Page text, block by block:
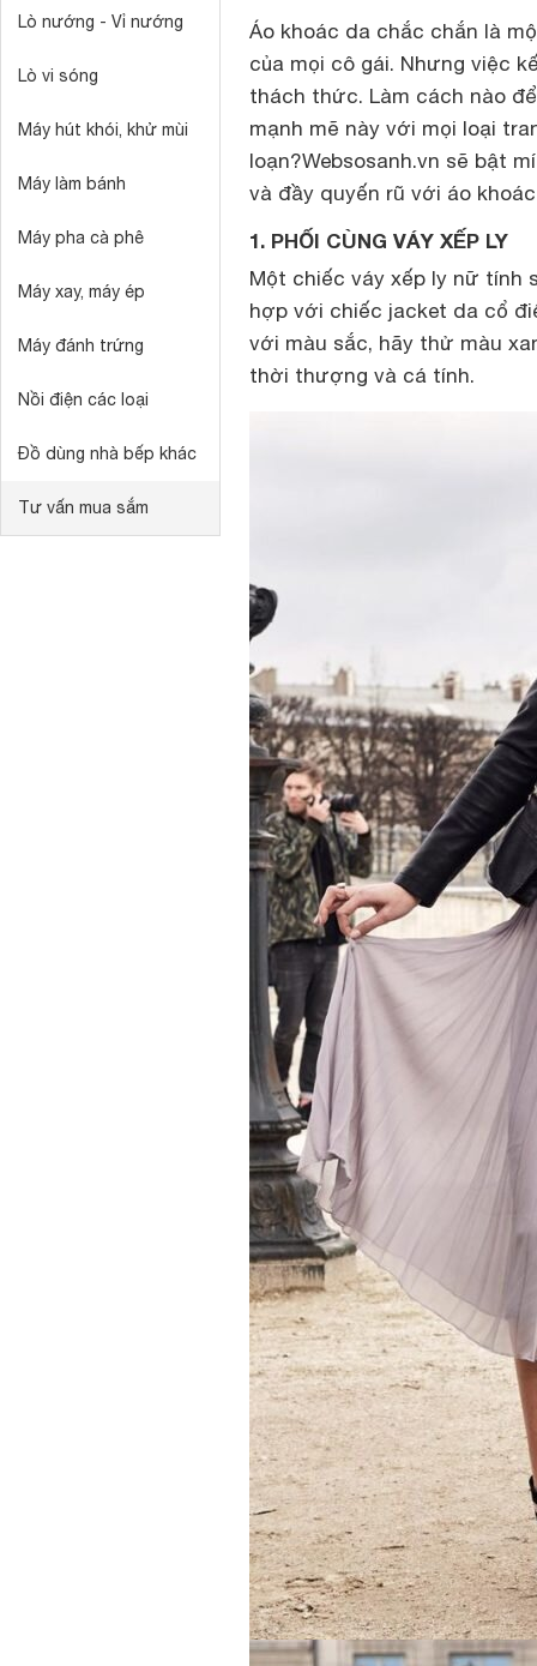
Lò nướng - Vỉ nướng
Lò vi sóng
Máy hút khói, khử mùi
Máy làm bánh
Máy pha cà phê
Máy xay, máy ép
Máy đánh trứng
Nồi điện các loại
Đồ dùng nhà bếp khác
Tư vấn mua sắm
Áo khoác da chắc chắn là
của mọi cô gái. Nhưng việc
thách thức. Làm cách nào
mạnh mẽ này với mọi loại
loạn?Websosanh.vn sẽ bật
và đầy quyến rũ với áo
1. PHỐI CÙNG VÁY XẾP LY
Một chiếc váy xếp ly nữ tính
hợp với chiếc jacket da cổ
với màu sắc, hãy thử màu
thời thượng và cá tính.